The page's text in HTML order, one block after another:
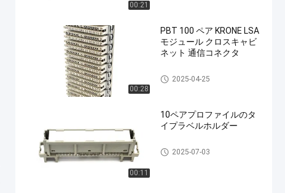
00:21
00:28
PBT 100 ペア KRONE LSA
モジュール クロスキャビ
ネット 通信コネクタ
KRONE LSA モジュール
2025-04-25
00:11
10ペアプロファイルのタ
イプラベルホルダー
KRONE LSA モジュール
2025-07-03